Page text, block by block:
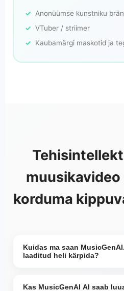
Anonüümse kunstniku
VTuber / striimer
Kaubamärgi maskotid ja
korduma
Kuidas ma saan
laaditud heli kärpida?
genereeritud muusikat või
Kas MusicGenAI AI saab